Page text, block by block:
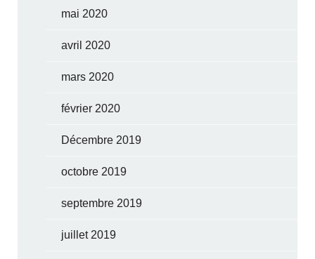
mai 2020
avril 2020
mars 2020
février 2020
Décembre 2019
octobre 2019
septembre 2019
juillet 2019